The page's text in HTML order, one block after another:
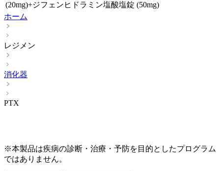
(20mg)+ジフェンヒドラミン塩酸塩錠 (50mg)
ホーム
レジメン
消化器
PTX
※本製品は疾病の診断・治療・予防を目的としたプログラム
ではありません。